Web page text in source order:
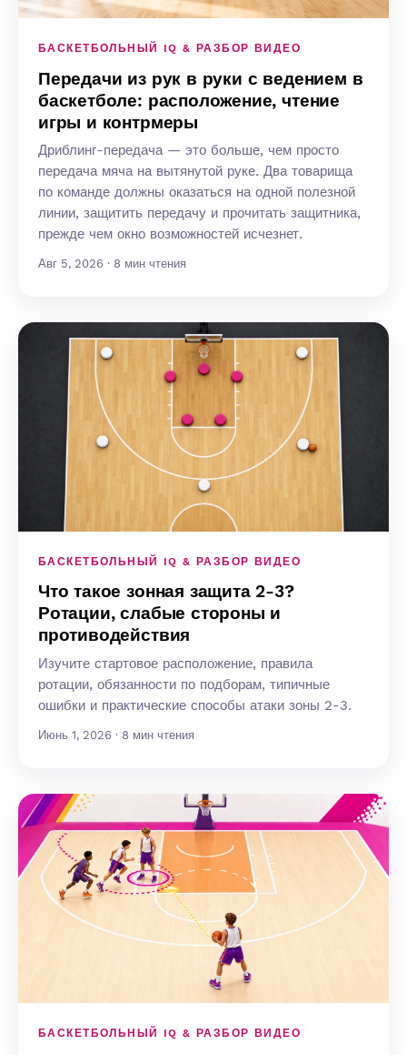
БАСКЕТБОЛЬНЫЙ IQ & РАЗБОР ВИДЕО
Передачи из рук в руки с ведением в
баскетболе: расположение, чтение
игры и контрмеры
Дриблинг-передача — это больше, чем просто
передача мяча на вытянутой руке. Два товарища
по команде должны оказаться на одной полезной
линии, защитить передачу и прочитать защитника,
прежде чем окно возможностей исчезнет.
Авг 5, 2026 · 8 мин чтения
БАСКЕТБОЛЬНЫЙ IQ & РАЗБОР ВИДЕО
Что такое зонная защита 2-3?
Ротации, слабые стороны и
противодействия
Изучите стартовое расположение, правила
ротации, обязанности по подборам, типичные
ошибки и практические способы атаки зоны 2-3.
Июнь 1, 2026 · 8 мин чтения
БАСКЕТБОЛЬНЫЙ IQ & РАЗБОР ВИДЕО